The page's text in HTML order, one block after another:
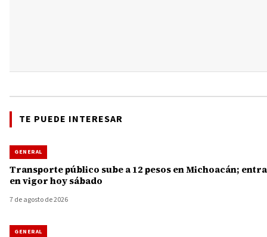
TE PUEDE INTERESAR
GENERAL
Transporte público sube a 12 pesos en Michoacán; entra
en vigor hoy sábado
7 de agosto de 2026
GENERAL